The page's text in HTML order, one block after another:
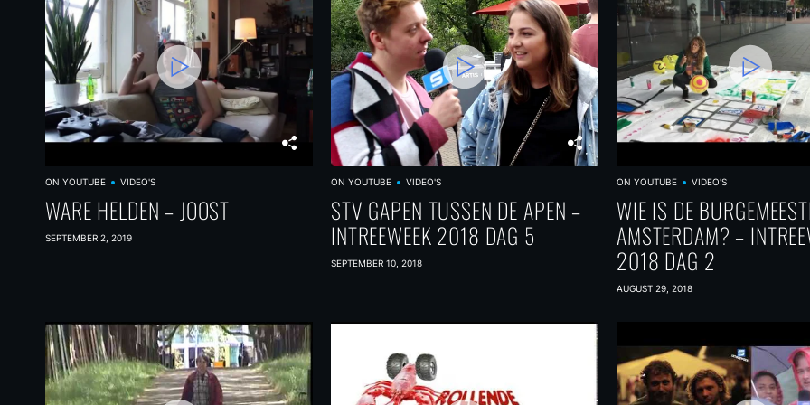
ON YOUTUBE VIDEO'S
WARE HELDEN – JOOST
SEPTEMBER 2, 2019
ON YOUTUBE VIDEO'S
STV GAPEN TUSSEN DE APEN –
INTREEWEEK 2018 DAG 5
SEPTEMBER 10, 2018
ON YOUTUBE VIDEO'S
WIE IS DE
AMSTERDAM? –
2018 DAG 2
AUGUST 29, 2018